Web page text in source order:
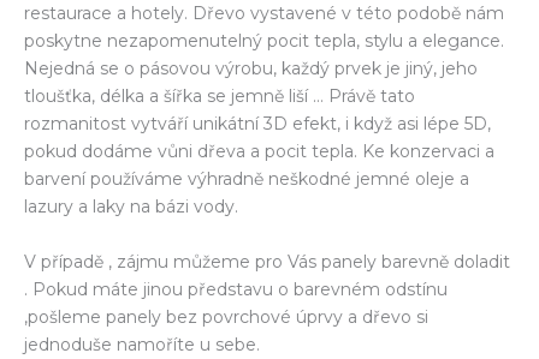
restaurace a hotely. Dřevo vystavené v této podobě nám
poskytne nezapomenutelný pocit tepla, stylu a elegance.
Nejedná se o pásovou výrobu, každý prvek je jiný, jeho
tloušťka, délka a šířka se jemně liší … Právě tato
rozmanitost vytváří unikátní 3D efekt, i když asi lépe 5D,
pokud dodáme vůni dřeva a pocit tepla. Ke konzervaci a
barvení používáme výhradně neškodné jemné oleje a
lazury a laky na bázi vody.
V případě , zájmu můžeme pro Vás panely barevně doladit
. Pokud máte jinou představu o barevném odstínu
,pošleme panely bez povrchové úprvy a dřevo si
jednoduše namoříte u sebe.